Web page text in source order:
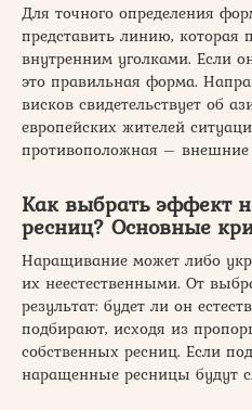
Для точного определения
представить линию, которая
внутренним уголками. Если
это правильная форма.
висков свидетельствует об
европейских жителей
противоположная – внешние
Как выбрать эффект
ресниц? Основные
Наращивание может либо
их неестественными. От
результат: будет ли он
подбирают, исходя из
собственных ресниц. Если
наращенные ресницы будут